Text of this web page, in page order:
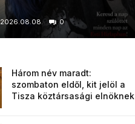
2026.08.08. 0
Három név maradt:
szombaton eldől, kit jelöl a
Tisza köztársasági elnöknek